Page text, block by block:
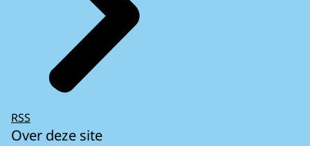
RSS
Over deze site